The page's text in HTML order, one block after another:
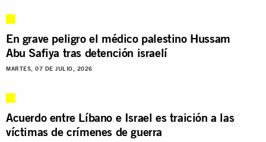
En grave peligro el médico palestino Hussam
Abu Safiya tras detención israelí
MARTES, 07 DE JULIO, 2026
Acuerdo entre Líbano e Israel es traición a las
víctimas de crímenes de guerra